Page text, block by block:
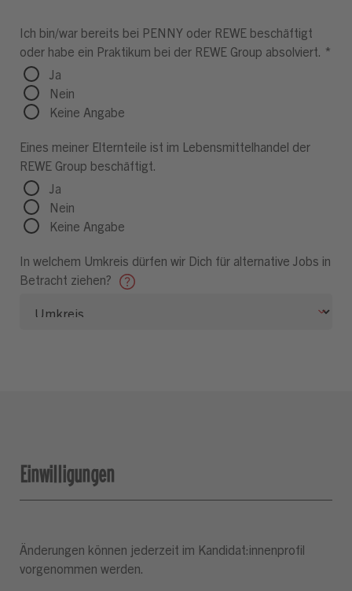
Ich bin/war bereits bei PENNY oder REWE beschäftigt
oder habe ein Praktikum bei der REWE Group absolviert. *
Ja
Nein
Keine Angabe
Eines meiner Elternteile ist im Lebensmittelhandel der
REWE Group beschäftigt.
Ja
Nein
Keine Angabe
In welchem Umkreis dürfen wir Dich für alternative Jobs in
Betracht ziehen?
Einwilligungen
Änderungen können jederzeit im Kandidat:innenprofil
vorgenommen werden.